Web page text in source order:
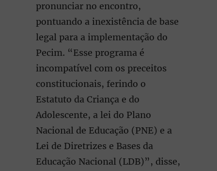
pronunciar no encontro,
pontuando a inexistência de base
legal para a implementação do
Pecim. “Esse programa é
incompatível com os preceitos
constitucionais, ferindo o
Estatuto da Criança e do
Adolescente, a lei do Plano
Nacional de Educação (PNE) e a
Lei de Diretrizes e Bases da
Educação Nacional (LDB)”, disse,